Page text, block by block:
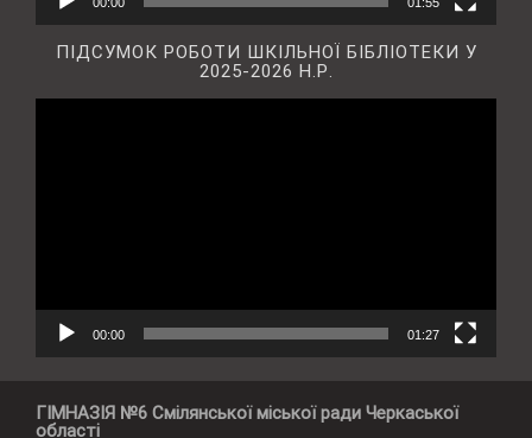
ПІДСУМОК РОБОТИ ШКІЛЬНОЇ БІБЛІОТЕКИ У
2025-2026 Н.Р.
00:00 01:27
ГІМНАЗІЯ №6 Смілянської міської ради Черкаської
області